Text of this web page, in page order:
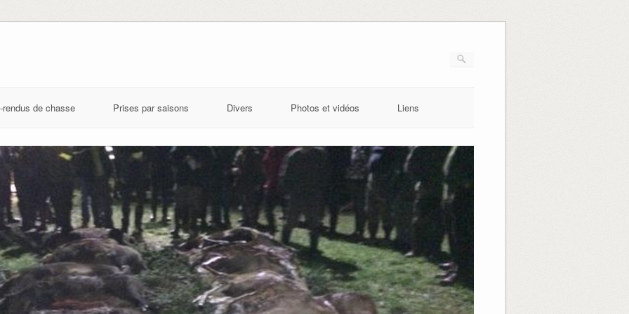
rendus de chasse Prises par saisons Divers Photos et vidéos Liens